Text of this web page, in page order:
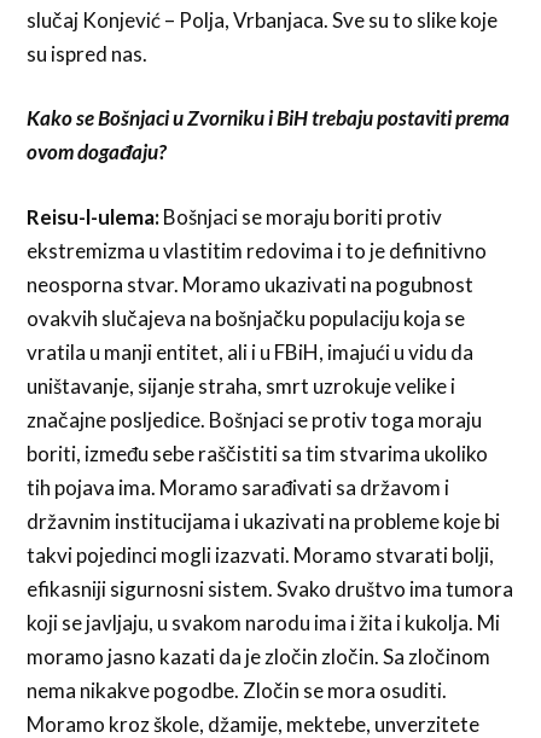
slučaj Konjević – Polja, Vrbanjaca. Sve su to slike koje
su ispred nas.
Kako se Bošnjaci u Zvorniku i BiH trebaju postaviti prema
ovom događaju?
Reisu-l-ulema:Bošnjaci se moraju boriti protiv
ekstremizma u vlastitim redovima i to je definitivno
neosporna stvar. Moramo ukazivati na pogubnost
ovakvih slučajeva na bošnjačku populaciju koja se
vratila u manji entitet, ali i u FBiH, imajući u vidu da
uništavanje, sijanje straha, smrt uzrokuje velike i
značajne posljedice. Bošnjaci se protiv toga moraju
boriti, između sebe raščistiti sa tim stvarima ukoliko
tih pojava ima. Moramo sarađivati sa državom i
državnim institucijama i ukazivati na probleme koje bi
takvi pojedinci mogli izazvati. Moramo stvarati bolji,
efikasniji sigurnosni sistem. Svako društvo ima tumora
koji se javljaju, u svakom narodu ima i žita i kukolja. Mi
moramo jasno kazati da je zločin zločin. Sa zločinom
nema nikakve pogodbe. Zločin se mora osuditi.
Moramo kroz škole, džamije, mektebe, unverzitete